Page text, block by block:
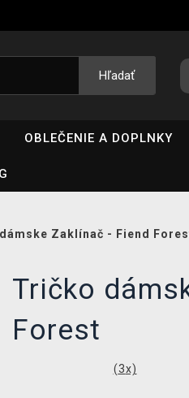
Hľadať
OBLEČENIE A DOPLNKY
Zaklínač - Fiend
Tričko
Forest
(3x)